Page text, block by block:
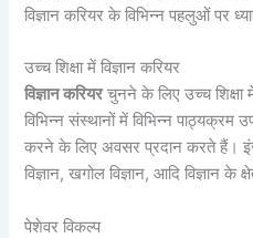
विज्ञान करियर के विभिन्न पहलुओं पर
उच्च शिक्षा में विज्ञान करियर
विज्ञान करियरचुनने के लिए उच्च शिक्षा
विभिन्न संस्थानों में विभिन्न पाठ्यक्रम
करने के लिए अवसर प्रदान करते हैं।
विज्ञान, खगोल विज्ञान, आदि विज्ञान
पेशेवर विकल्प